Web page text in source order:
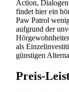
Action,
findet hier ein
Paw Patrol
aufgrund der
als
günstigen
Preis-